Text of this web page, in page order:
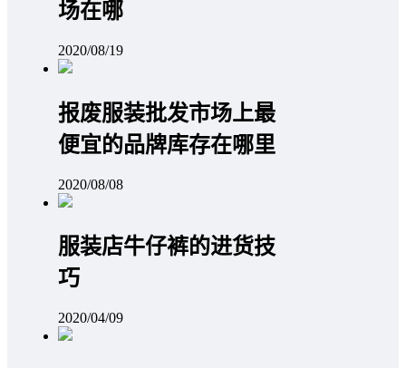
场在哪
2020/08/19
报废服装批发市场上最
便宜的品牌库存在哪里
2020/08/08
服装店牛仔裤的进货技
巧
2020/04/09